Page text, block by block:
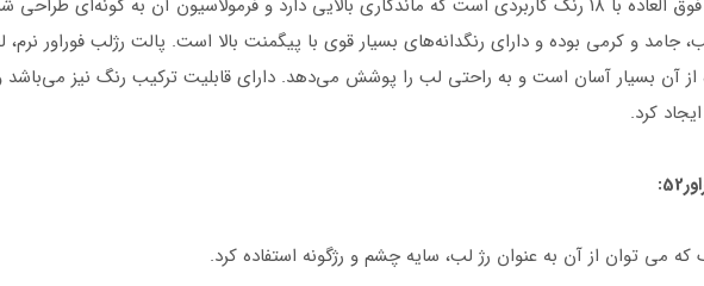
پالت رژ لب فوراور ۵۲ یک پالت فوق العاده با 18 رنگ کاربردی است که ماندگاری بالایی دارد و فرمولاسیون
جامد و کرمی بوده و دارای رنگدانه‌های بسیار قوی با پیگمنت بالا است. پالت رژلب
از آن بسیار آسان است و به راحتی لب را پوشش می‌دهد. دارای قابلیت ترکیب رنگ نیز می‌باشد